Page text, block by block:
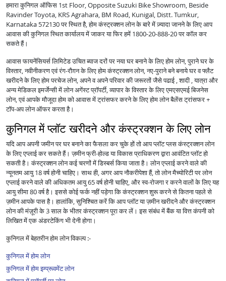
हमारा कुनिगल ऑफिस 1st Floor, Opposite Suzuki Bike Showroom, Beside
Ravinder Toyota, KRS Agrahara, BM Road, Kunigal, Distt. Tumkur,
Karnataka 572130 पर स्थित है, होम कंस्ट्रक्शन लोन के बारे में ज़्यादा जानने के लिए आप
आवास की कुनिगल स्थित कार्यालय में जाकर या फिर हमें 1800-20-888-20 पर कॉल कर
सकते हैं।
आवास फायनेंसियर्स लिमिटेड उचित ब्याज दरों पर नया घर बनाने के लिए होम लोन, पुराने घर के
विस्तार, नवीनीकरण एवं रंग-रौग़न के लिए होम कंस्ट्रक्शन लोन, नए-पुराने बने बनाये घर व फ्लैट
खरीदने के लिए होम परचेज लोन, अपने व अपने परिवार की जरूरतों जैसे पढाई , शादी , यात्रा और
अन्य मेडिकल इमर्जेन्सी में लोन अगेंस्ट प्रॉपर्टी, व्यापार के विस्तार के लिए एमएसएमई बिजनेस
लोन, एवं आपके मौजूदा होम को आवास में ट्रांसफर करने के लिए होम लोन बैलेंस ट्रांसफर +
टॉप-अप लोन ऑफर करता है।
कुनिगल में प्लॉट खरीदने और कंस्ट्रक्शन के लिए लोन
यदि आप अपनी जमीन पर घर बनाने का फैसला कर चुके हों तो आप प्लॉट प्लस कंस्ट्रक्शन लोन
के लिए एप्लाई कर सकते हैं। ज़मीन फ्री-होल्ड या विकास प्राधिकरण द्वारा आवंटित प्लॉट हो
सकती है। कंस्ट्रक्शन लोन कई चरणों में डिस्बर्स किया जाता है। लोन एप्लाई करने वाले की
न्यूनतम आयु 18 वर्ष होनी चाहिए। साथ ही, अगर आप नौकरीपेशा हैं, तो लोन मैच्योरिटी पर लोन
एप्लाई करने वाले की अधिकतम आयु 65 वर्ष होनी चाहिए, और स्व-रोजगा र करने वालों के लिए यह
आयु सीमा 80 वर्ष है। इससे कोई फर्क नहीं पड़ेगा कि कंस्ट्रक्शन शुरू करने से कितना पहले से
ज़मीन आपके पास है। हालांकि, सुनिश्चित करें कि आप प्लॉट या ज़मीन खरीदने और कंस्ट्रक्शन
लोन की मंज़ूरी के 3 साल के भीतर कंस्ट्रक्शन पूरा कर लें। इस संबंध में बैंक या वित्त कंपनी को
लिखित में एक अंडरटेकिंग भी देनी होगा।
कुनिगल में बेहतरीन होम लोन विकल्प :-
कुनिगल में होम लोन
कुनिगल में होम इम्प्रूवमेंट लोन